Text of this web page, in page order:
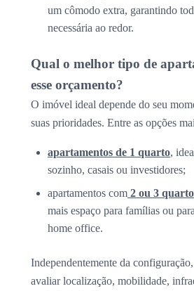
um cômodo extra, garantindo
necessária ao redor.
Qual o melhor tipo de
esse orçamento?
O imóvel ideal depende do seu
suas prioridades. Entre as opções
apartamentos de 1 quarto,
sozinho, casais ou investidores;
apartamentos com 2 ou 3
mais espaço para famílias ou
home office.
Independentemente da
avaliar localização, mobilidade,